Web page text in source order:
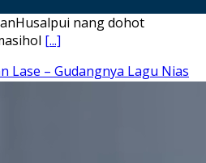
nang dohot
[...]
Lase – Gudangnya Lagu Nias